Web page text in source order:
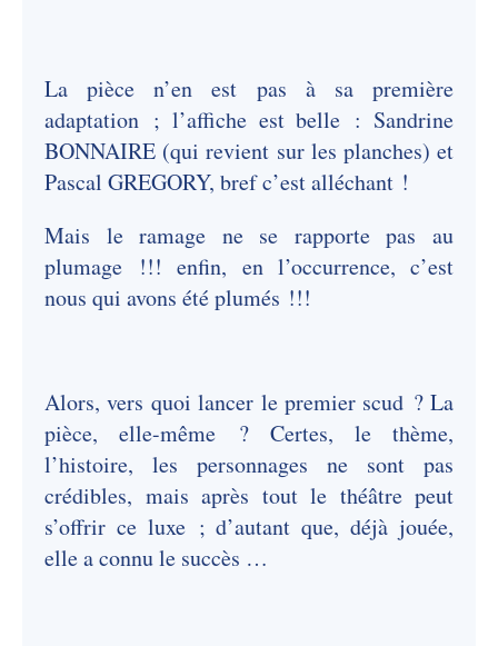
La pièce n’en est pas à sa première
adaptation ; l’affiche est belle : Sandrine
BONNAIRE (qui revient sur les planches) et
Pascal GREGORY, bref c’est alléchant !
Mais le ramage ne se rapporte pas au
plumage !!! enfin, en l’occurrence, c’est
nous qui avons été plumés !!!
Alors, vers quoi lancer le premier scud ? La
pièce, elle-même ? Certes, le thème,
l’histoire, les personnages ne sont pas
crédibles, mais après tout le théâtre peut
s’offrir ce luxe ; d’autant que, déjà jouée,
elle a connu le succès …